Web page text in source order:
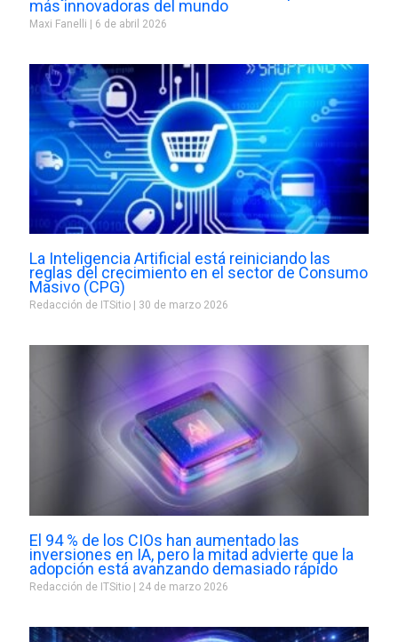
más innovadoras del mundo
Maxi Fanelli 6 de abril 2026
La Inteligencia Artificial está reiniciando las
reglas del crecimiento en el sector de Consumo
Masivo (CPG)
Redacción de ITSitio 30 de marzo 2026
El 94 % de los CIOs han aumentado las
inversiones en IA, pero la mitad advierte que la
adopción está avanzando demasiado rápido
Redacción de ITSitio 24 de marzo 2026